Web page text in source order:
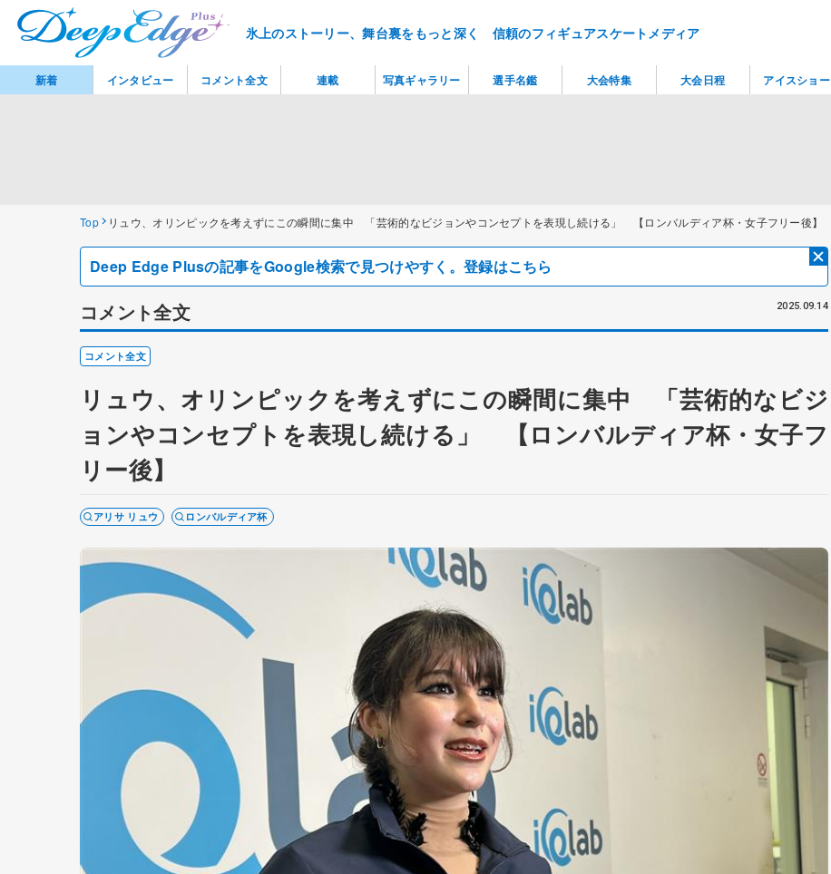
氷上のストーリー、舞台裏をもっと深く 信頼のフィギュアスケートメディア
Top リュウ、オリンピックを考えずにこの瞬間に集中 「芸術的なビジョンやコンセプトを表現し続ける」 【ロンバルディア杯・女子フリー後】
Deep Edge Plusの記事をGoogle検索で見つけやすく。登録はこちら
コメント全文 2025.09.14
コメント全文
リュウ、オリンピックを考えずにこの瞬間に集中 「芸術的なビジ
ョンやコンセプトを表現し続ける」 【ロンバルディア杯・女子フ
リー後】
アリサ リュウ ロンバルディア杯
新着 インタビュー コメント全文 連載 写真ギャラリー 選手名鑑 大会特集 大会日程 アイスショー